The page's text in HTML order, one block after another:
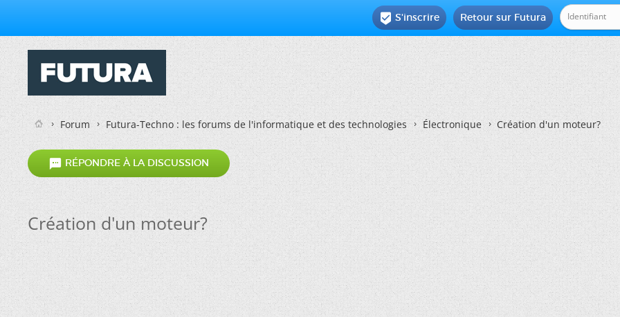
Retour sur Futura
 S'inscrire
Forum Futura-Techno : les forums de l'informatique et des technologies Électronique Création d'un moteur?
 RÉPONDRE À LA DISCUSSION
Création d'un moteur?